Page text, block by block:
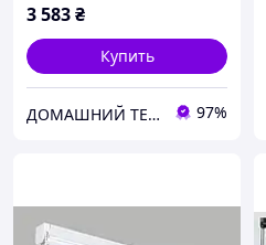
3 583₴
Купить
ДОМАШНИЙ ТЕКСТИЛЬ - уют и комфорт в Вашем доме 97%